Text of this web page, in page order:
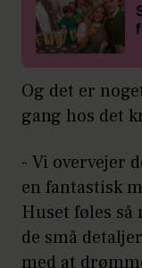
Og det er
gang hos det
- Vi overvejer
en fantastisk
Huset føles så
de små
med at